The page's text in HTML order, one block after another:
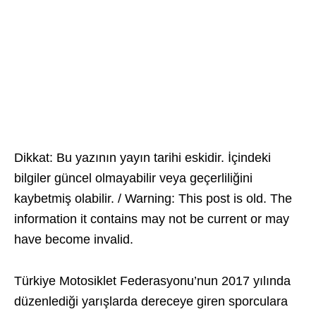
Dikkat: Bu yazının yayın tarihi eskidir. İçindeki
bilgiler güncel olmayabilir veya geçerliliğini
kaybetmiş olabilir. / Warning: This post is old. The
information it contains may not be current or may
have become invalid.
Türkiye Motosiklet Federasyonu’nun 2017 yılında
düzenlediği yarışlarda dereceye giren sporculara